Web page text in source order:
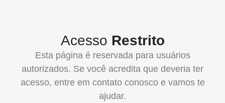
Acesso Restrito
Esta página é reservada para usuários
autorizados. Se você acredita que deveria ter
acesso, entre em contato conosco e vamos te
ajudar.